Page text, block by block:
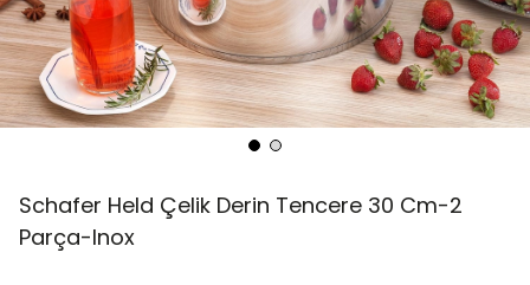
Schafer Held Çelik Derin Tencere 30 Cm-2
Parça-Inox